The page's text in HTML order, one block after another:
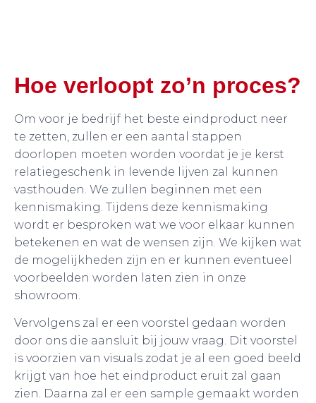
Hoe verloopt zo’n proces?
Om voor je bedrijf het beste eindproduct neer
te zetten, zullen er een aantal stappen
doorlopen moeten worden voordat je je kerst
relatiegeschenk in levende lijven zal kunnen
vasthouden. We zullen beginnen met een
kennismaking. Tijdens deze kennismaking
wordt er besproken wat we voor elkaar kunnen
betekenen en wat de wensen zijn. We kijken wat
de mogelijkheden zijn en er kunnen eventueel
voorbeelden worden laten zien in onze
showroom.
Vervolgens zal er een voorstel gedaan worden
door ons die aansluit bij jouw vraag. Dit voorstel
is voorzien van visuals zodat je al een goed beeld
krijgt van hoe het eindproduct eruit zal gaan
zien. Daarna zal er een sample gemaakt worden